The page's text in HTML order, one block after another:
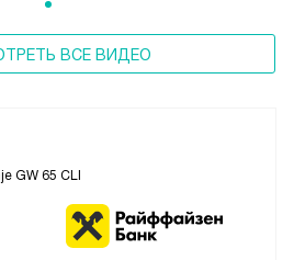
ВСЕ ВИДЕО
GW 65 CLI